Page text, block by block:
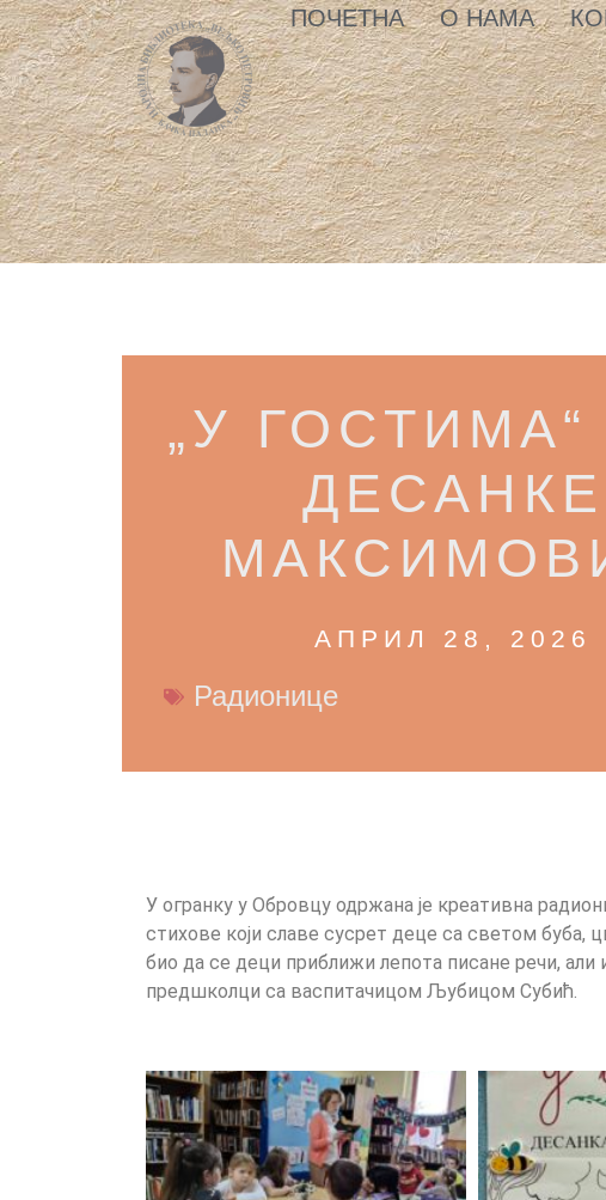
ПОЧЕТНА О НАМА
„У ГОСТИМА“
ДЕСАНКЕ
АПРИЛ 28, 2026
Радионице
У огранку у Обровцу одржана је креативна
стихове који славе сусрет деце са светом буба,
био да се деци приближи лепота писане речи,
предшколци са васпитачицом Љубицом Субић.